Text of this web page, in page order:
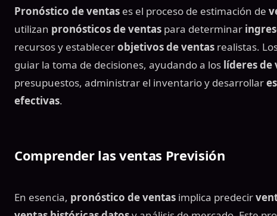
Pronóstico de ventas es el proceso de estimación de
utilizan pronósticos de ventas para determinar
recursos y establecerobjetivos de ventas realistas.
guiar la toma de decisiones, ayudando a los líderes de
presupuestos, administrar el inventario y desarrollar
efectivas.
Comprender lasventas Previsión
En esencia, pronóstico de ventas implica predecir